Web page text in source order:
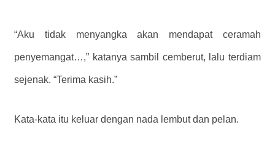
“Aku tidak menyangka akan mendapat ceramah
penyemangat…,” katanya sambil cemberut, lalu terdiam
sejenak. “Terima kasih.”
Kata-kata itu keluar dengan nada lembut dan pelan.